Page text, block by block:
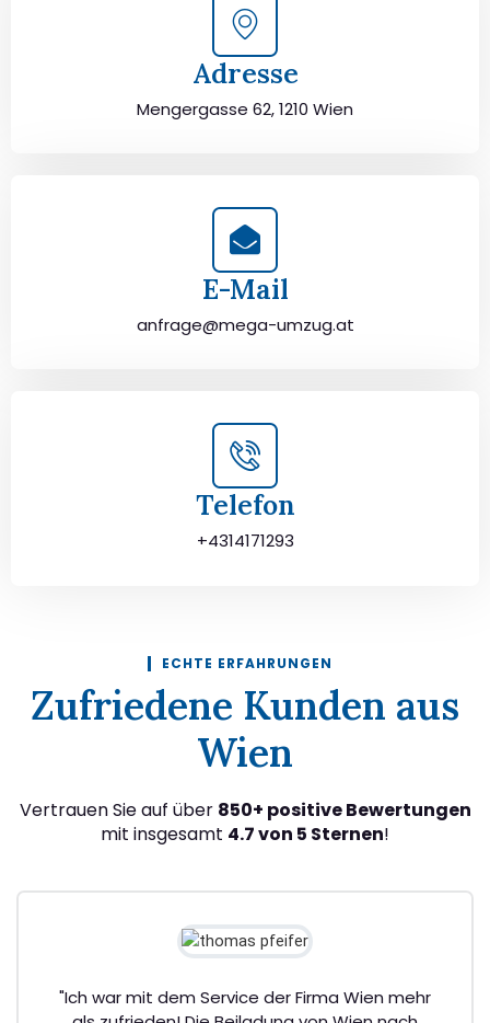
Adresse
Mengergasse 62, 1210 Wien
E-Mail
anfrage@mega-umzug.at
Telefon
+4314171293
ECHTE ERFAHRUNGEN
Zufriedene Kunden aus
Wien
Vertrauen Sie auf über 850+ positive Bewertungen
mit insgesamt 4.7 von 5 Sternen!
"Ich war mit dem Service der Firma Wien mehr